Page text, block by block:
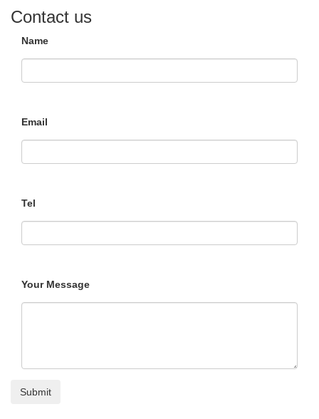
Contact us
Name
Email
Tel
Your Message